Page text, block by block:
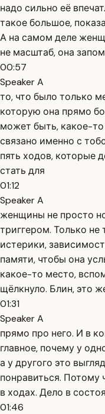
надо сильно её
такое большое,
А на самом деле
не масштаб, она
00:57
Speaker A
то, что было только
которую она прямо
может быть, какое-
связано именно с
пять ходов, которые
стать для
01:12
Speaker A
женщины не просто
триггером. Только
истерики,
памяти, чтобы она
какое-то место,
щёлкнуло. Блин, это
01:31
Speaker A
прямо про него. И в
главное, почему у
а у другого это
понравиться. Потому
в ходах. Дело в
01:46